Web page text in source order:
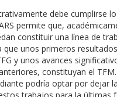
debe cumplirse lo
permite que,
constituir una línea de
que unos primeros resultados
y unos avances
constituyan el
podría optar por dejar la